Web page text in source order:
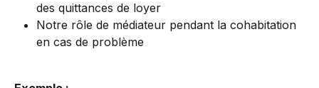
des quittances de loyer
Notre rôle de médiateur pendant la cohabitation
en cas de problème